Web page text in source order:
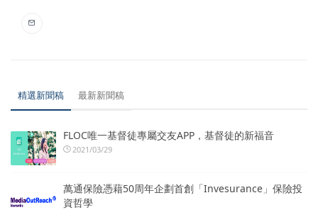
精選新聞稿 最新新聞稿
FLOC唯一基督徒專屬交友APP，基督徒的新福音
2021/03/29
萬通保險憑藉50周年企劃首創「Invesurance」保險投
資哲學